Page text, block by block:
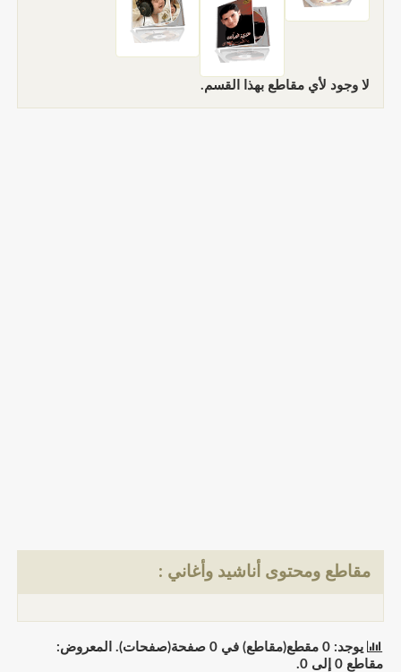
لا وجود لأي مقاطع بهذا القسم.
مقاطع ومحتوى أناشيد وأغاني :
يوجد: 0 مقطع(مقاطع) في 0 صفحة(صفحات). المعروض:
مقاطع 0 إلى 0.